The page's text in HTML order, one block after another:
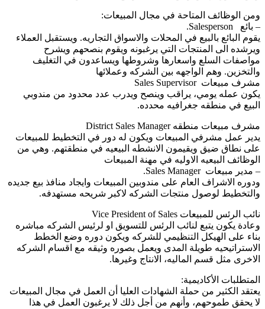
ومن الوظائف المتاحة في مجال المبيعات:
– بائع Salesperson.
يقوم البائع بالبيع في المحلات والاسواق التجاريه. ويستقبل العملاء
ويرشده الى المنتجات التي يرغبونه ويقوم بنصحهم ويشرح
مواصفات السلع واسعارها وشروطها ويساعدون في التغليف
والتخزين. وهم الواجهه بين الشركه وعملائها
مشرف مبيعات Sales Supervisor
يكون عمله يومي، يراقب وينصح ويدرب عدد محدود من مندوبي
البيع في منطقه جغرافيه محدده.
مشرف مبيعات منطقه District Sales Manager
يدير عمل مشرفي المبيعات ويكون له دور في التخطيط للمبيعات
على نطاق ضيق ويقيمون الانشطه البيعيه في منطقتهم. وهي من
الوظائف البيعيه الاوليه في مهنة المبيعات
– مدير مبيعات Sales Manager.
ودوره الاشراف العام على مندوبين المبيعات وايجاد منافذ بيع جديده
والتخطيط لوصول منتجات الشركه لاكبر شريحه مستهدفه.
نائب الرئس للمبيعات Vice President of Sales
وعادة يكون يتبع لنائب الرئس للتسويق او لرئيس الشركه مباشره
بناء على الهيكل التنظيمي للشركه ويكون دوره وضع الخطط
الاستراتيحيه طويلة المدى ويعمل بصوره وثيقه مع اقسام الشركه
الاخرى مثل قسم الماليه، الانتاج وغيرها.
المتطلبات الأكاديمية:
يعتقد الكثير من حملة الشهادات العليا أن العمل في مجال المبيعات
لا يحقق طموحهم، وأنهم من أجل ذلك لا يرغبون العمل في هذا